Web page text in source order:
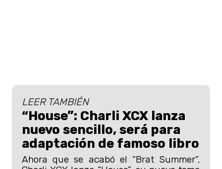
LEER TAMBIÉN
“House”: Charli XCX lanza
nuevo sencillo, será para
adaptación de famoso libro
Ahora que se acabó el “Brat Summer”,